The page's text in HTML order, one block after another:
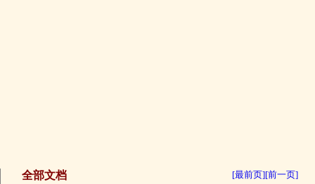
全部文档 [最前页][前一页]